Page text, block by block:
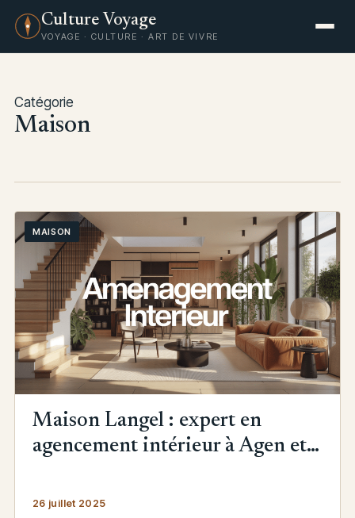
Culture Voyage
VOYAGE · CULTURE · ART DE VIVRE
Catégorie
Maison
MAISON
Maison Langel : expert en
agencement intérieur à Agen et
26 juillet 2025